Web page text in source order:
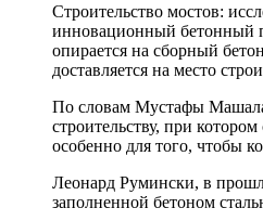
Строительство мостов:
инновационный бетонный
опирается на сборный
доставляется на место
По словам Мустафы Машала,
строительству, при
особенно для того, чтобы
Леонард Румински, в
заполненной бетоном